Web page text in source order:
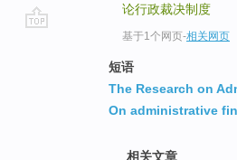
论行政裁决制度
基于1个网页-相关网页
短语
The Research on
On administrative
相关文章